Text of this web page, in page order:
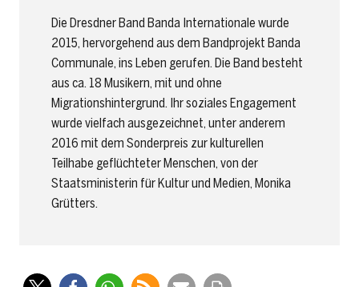
Die Dresdner Band Banda Internationale wurde
2015, hervorgehend aus dem Bandprojekt Banda
Communale, ins Leben gerufen. Die Band besteht
aus ca. 18 Musikern, mit und ohne
Migrationshintergrund. Ihr soziales Engagement
wurde vielfach ausgezeichnet, unter anderem
2016 mit dem Sonderpreis zur kulturellen
Teilhabe geflüchteter Menschen, von der
Staatsministerin für Kultur und Medien, Monika
Grütters.